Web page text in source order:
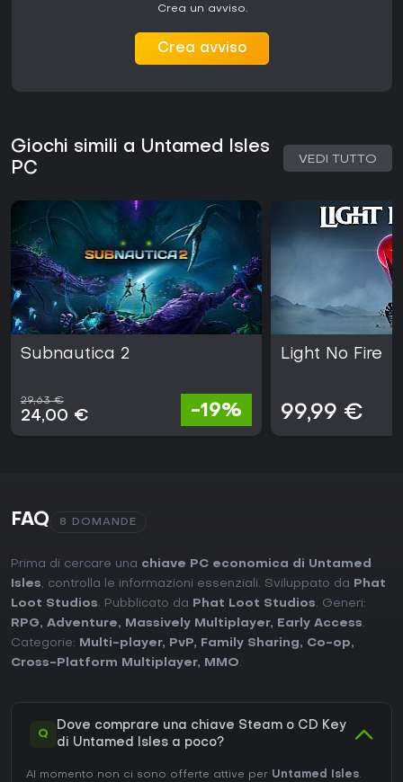
Crea un avviso.
Crea avviso
Giochi simili a Untamed Isles
PC
VEDI TUTTO
Subnautica 2
29,63 €
24,00 € -19%
Light No Fire
99,99 €
FAQ 8 DOMANDE
Prima di cercare una chiave PC economica di Untamed
Isles, controlla le informazioni essenziali. Sviluppato da
Phat
Loot Studios. Pubblicato da Phat Loot Studios. Generi:
RPG, Adventure, Massively Multiplayer, Early Access.
Categorie:
Multi-player, PvP, Family Sharing, Co-op,
Cross-Platform Multiplayer, MMO.
Q
Dove comprare una chiave Steam o CD Key
di Untamed Isles a poco?
Al momento non ci sono offerte attive per Untamed Isles.